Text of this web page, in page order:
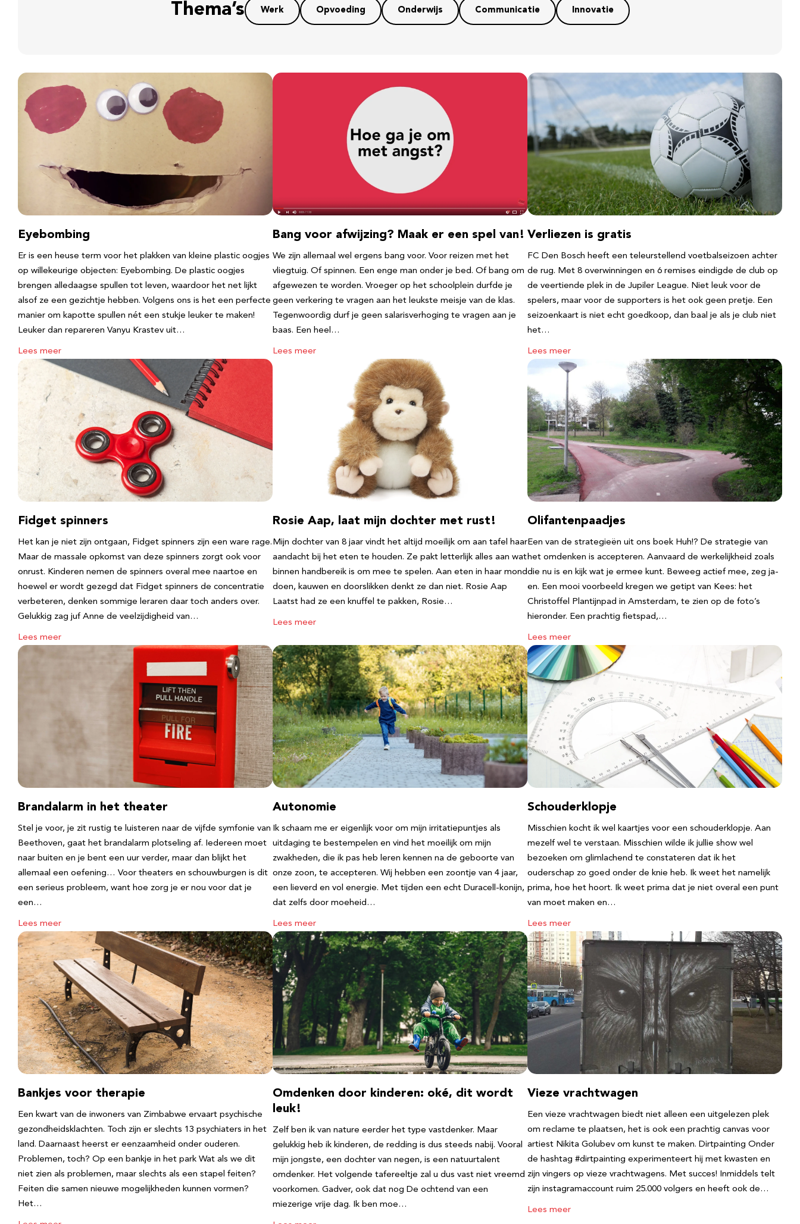
Thema’s Werk Opvoeding Onderwijs Communicatie Innovatie
Eyebombing
Er is een heuse term voor het plakken van kleine plastic oogjes
op willekeurige objecten: Eyebombing. De plastic oogjes
brengen alledaagse spullen tot leven, waardoor het net lijkt
alsof ze een gezichtje hebben. Volgens ons is het een perfecte
manier om kapotte spullen nét een stukje leuker te maken!
Leuker dan repareren Vanyu Krastev uit…
Lees meer
Bang voor afwijzing? Maak er een spel van!
We zijn allemaal wel ergens bang voor. Voor reizen met het
vliegtuig. Of spinnen. Een enge man onder je bed. Of bang om
afgewezen te worden. Vroeger op het schoolplein durfde je
geen verkering te vragen aan het leukste meisje van de klas.
Tegenwoordig durf je geen salarisverhoging te vragen aan je
baas. Een heel…
Lees meer
Verliezen is gratis
FC Den Bosch heeft een teleurstellend voetbalseizoen achter
de rug. Met 8 overwinningen en 6 remises eindigde de club op
de veertiende plek in de Jupiler League. Niet leuk voor de
spelers, maar voor de supporters is het ook geen pretje. Een
seizoenkaart is niet echt goedkoop, dan baal je als je club niet
het…
Lees meer
Fidget spinners
Het kan je niet zijn ontgaan, Fidget spinners zijn een ware rage.
Maar de massale opkomst van deze spinners zorgt ook voor
onrust. Kinderen nemen de spinners overal mee naartoe en
hoewel er wordt gezegd dat Fidget spinners de concentratie
verbeteren, denken sommige leraren daar toch anders over.
Gelukkig zag juf Anne de veelzijdigheid van…
Lees meer
Rosie Aap, laat mijn dochter met rust!
Mijn dochter van 8 jaar vindt het altijd moeilijk om aan tafel haar
aandacht bij het eten te houden. Ze pakt letterlijk alles aan wat
binnen handbereik is om mee te spelen. Aan eten in haar mond
doen, kauwen en doorslikken denkt ze dan niet. Rosie Aap
Laatst had ze een knuffel te pakken, Rosie…
Lees meer
Olifantenpaadjes
Een van de strategieën uit ons boek Huh!? De strategie van
het omdenken is accepteren. Aanvaard de werkelijkheid zoals
die nu is en kijk wat je ermee kunt. Beweeg actief mee, zeg ja-
en. Een mooi voorbeeld kregen we getipt van Kees: het
Christoffel Plantijnpad in Amsterdam, te zien op de foto’s
hieronder. Een prachtig fietspad,…
Lees meer
Brandalarm in het theater
Stel je voor, je zit rustig te luisteren naar de vijfde symfonie van
Beethoven, gaat het brandalarm plotseling af. Iedereen moet
naar buiten en je bent een uur verder, maar dan blijkt het
allemaal een oefening… Voor theaters en schouwburgen is dit
een serieus probleem, want hoe zorg je er nou voor dat je
een…
Lees meer
Autonomie
Ik schaam me er eigenlijk voor om mijn irritatiepuntjes als
uitdaging te bestempelen en vind het moeilijk om mijn
zwakheden, die ik pas heb leren kennen na de geboorte van
onze zoon, te accepteren. Wij hebben een zoontje van 4 jaar,
een lieverd en vol energie. Met tijden een echt Duracell-konijn,
dat zelfs door moeheid…
Lees meer
Schouderklopje
Misschien kocht ik wel kaartjes voor een schouderklopje. Aan
mezelf wel te verstaan. Misschien wilde ik jullie show wel
bezoeken om glimlachend te constateren dat ik het
ouderschap zo goed onder de knie heb. Ik weet het namelijk
prima, hoe het hoort. Ik weet prima dat je niet overal een punt
van moet maken en…
Lees meer
Bankjes voor therapie
Een kwart van de inwoners van Zimbabwe ervaart psychische
gezondheidsklachten. Toch zijn er slechts 13 psychiaters in het
land. Daarnaast heerst er eenzaamheid onder ouderen.
Problemen, toch? Op een bankje in het park Wat als we dit
niet zien als problemen, maar slechts als een stapel feiten?
Feiten die samen nieuwe mogelijkheden kunnen vormen?
Het…
Omdenken door kinderen: oké, dit wordt
leuk!
Zelf ben ik van nature eerder het type vastdenker. Maar
gelukkig heb ik kinderen, de redding is dus steeds nabij. Vooral
mijn jongste, een dochter van negen, is een natuurtalent
omdenker. Het volgende tafereeltje zal u dus vast niet vreemd
voorkomen. Gadver, ook dat nog De ochtend van een
miezerige vrije dag. Ik ben moe…
Vieze vrachtwagen
Een vieze vrachtwagen biedt niet alleen een uitgelezen plek
om reclame te plaatsen, het is ook een prachtig canvas voor
artiest Nikita Golubev om kunst te maken. Dirtpainting Onder
de hashtag #dirtpainting experimenteert hij met kwasten en
zijn vingers op vieze vrachtwagens. Met succes! Inmiddels telt
zijn instagramaccount ruim 25.000 volgers en heeft ook de…
Lees meer